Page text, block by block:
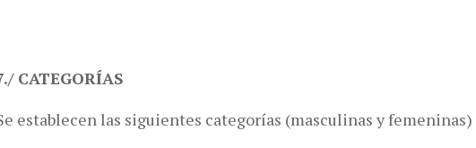
CATEGORÍAS
establecen las siguientes categorías (masculinas y